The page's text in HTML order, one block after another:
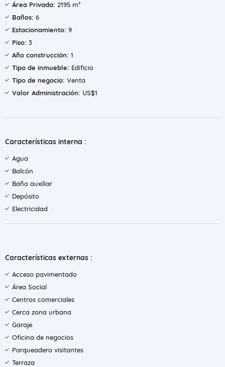
Área Privada: 2195 m²
Baños: 6
Estacionamiento: 9
Piso: 3
Año construcción: 1
Tipo de inmueble: Edificio
Tipo de negocio: Venta
Valor Administración: US$1
Características interna :
Agua
Balcón
Baño auxiliar
Depósito
Electricidad
Características externas :
Acceso pavimentado
Área Social
Centros comerciales
Cerca zona urbana
Garaje
Oficina de negocios
Parqueadero visitantes
Terraza